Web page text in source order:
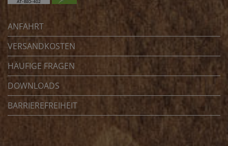
ANFAHRT
VERSANDKOSTEN
HÄUFIGE FRAGEN
DOWNLOADS
BARRIEREFREIHEIT